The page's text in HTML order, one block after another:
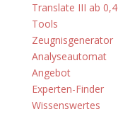
Translate III ab
Tools
Zeugnisgenerator
Analyseautomat
Angebot
Experten-Finder
Wissenswertes